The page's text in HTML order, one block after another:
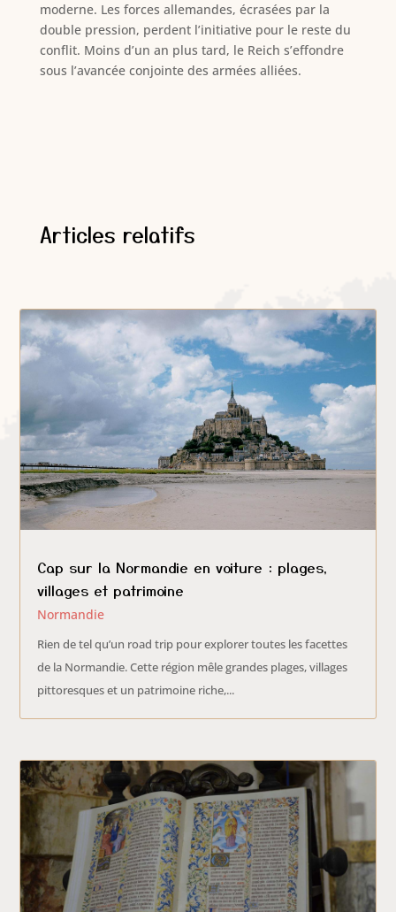
moderne. Les forces allemandes, écrasées par la
double pression, perdent l’initiative pour le reste du
conflit. Moins d’un an plus tard, le Reich s’effondre
sous l’avancée conjointe des armées alliées.
Articles relatifs
Cap sur la Normandie en voiture : plages,
villages et patrimoine
Normandie
Rien de tel qu’un road trip pour explorer toutes les facettes
de la Normandie. Cette région mêle grandes plages, villages
pittoresques et un patrimoine riche,...